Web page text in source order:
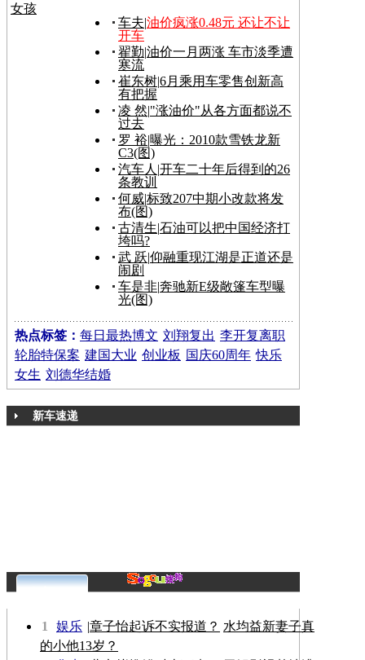
女孩
车夫|油价疯涨0.48元 还让不让
开车
翟勤|油价一月两涨 车市淡季遭
寒流
崔东树|6月乘用车零售创新高
有把握
凌 然|"涨油价"从各方面都说不
过去
罗 裕|曝光：2010款雪铁龙新
C3(图)
汽车人 |开车二十年后得到的26
条教训
何威|标致207中期小改款将发
布(图)
古清生|石油可以把中国经济打
垮吗?
武 跃|仰融重现江湖是正道还是
闹剧
车是非|奔驰新E级敞篷车型曝
光(图)
热点标签： 每日最热博文 刘翔复出 李开复离职
轮胎特保案 建国大业 创业板 国庆60周年 快乐
女生 刘德华结婚
新车速递
1 娱乐 |章子怡起诉不实报道？ 水均益新妻子真
的小他13岁？